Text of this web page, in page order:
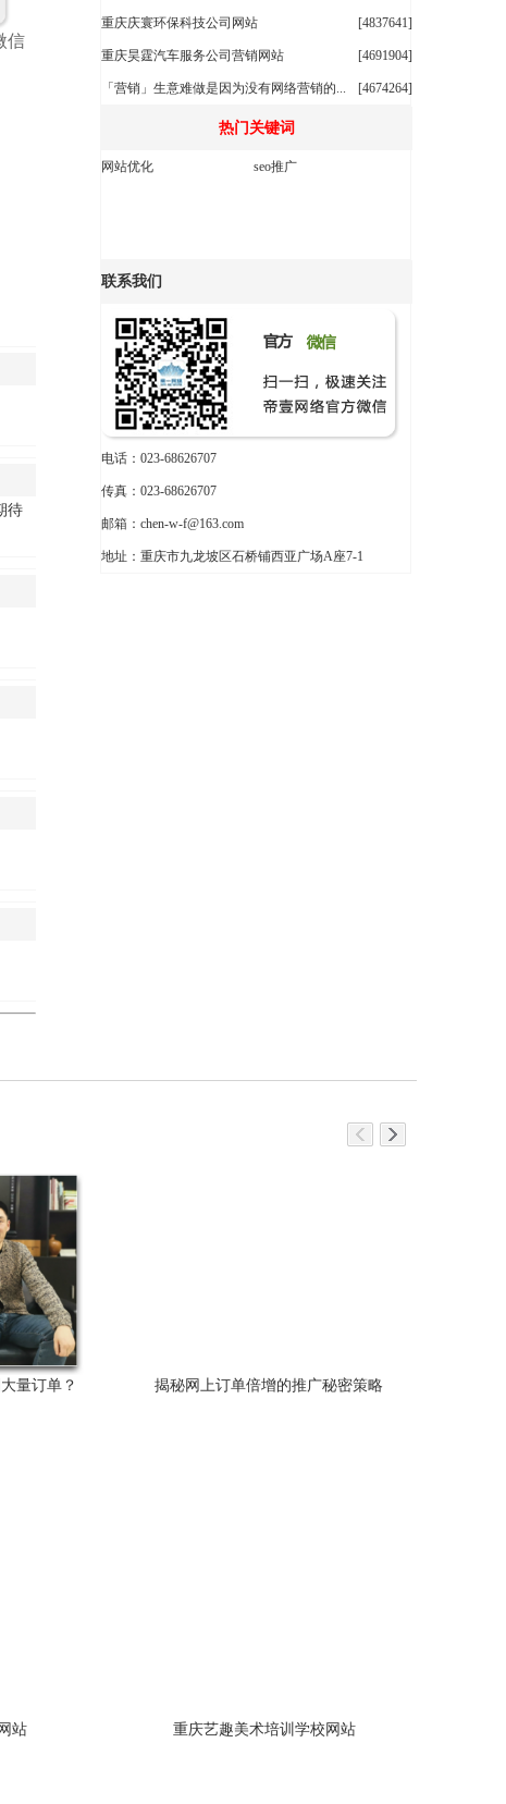
信
待
重庆庆寰环保科技公司网站 [4837641]
重庆昊霆汽车服务公司营销网站 [4691904]
「营销」生意难做是因为没有网络营销的... [4674264]
热门关键词
网站优化 seo推广
联系我们
电话：023-68626707
传真：023-68626707
邮箱：chen-w-f@163.com
地址：重庆市九龙坡区石桥铺西亚广场A座7-1
量订单？ 揭秘网上订单倍增的推广秘密策略
站 重庆艺趣美术培训学校网站